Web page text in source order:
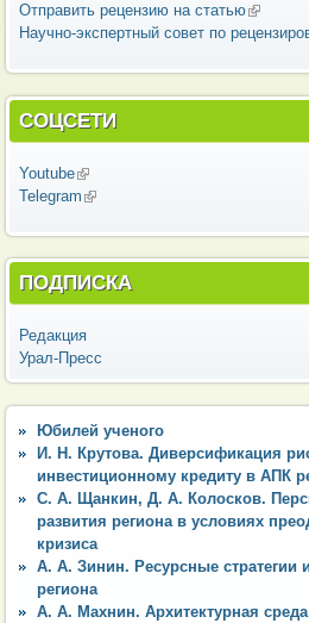
Отправить рецензию на статью
Научно-экспертный совет по
СОЦСЕТИ
Youtube(внешняя ссылка)
Telegram (внешняя ссылка)
ПОДПИСКА
Редакция
Урал-Пресс
Юбилей ученого
И. Н. Крутова. Диверсификация
инвестиционному кредиту в АПК
С. А. Щанкин, Д. А. Колосков.
развития региона в условиях
кризиса
А. А. Зинин. Ресурсные стратегии
региона
А. А. Махнин. Архитектурная